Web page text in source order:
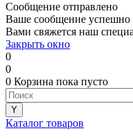
Сообщение отправлено
Ваше сообщение успешно
Вами свяжется наш
Закрыть окно
0
0
0 Корзина пока пусто
Каталог товаров